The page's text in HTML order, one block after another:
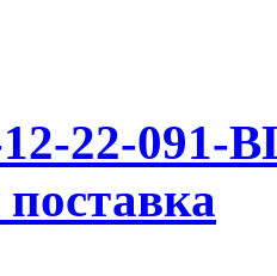
22-091-